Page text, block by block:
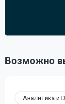
Возможно
Аналитика и